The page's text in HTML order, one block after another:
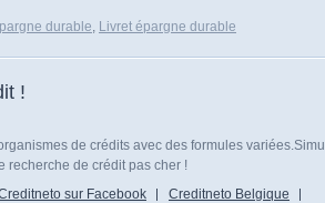
durable, Livret épargne durable
!
de crédits avec des formules
recherche de crédit pas cher !
sur Facebook
Creditneto Belgique